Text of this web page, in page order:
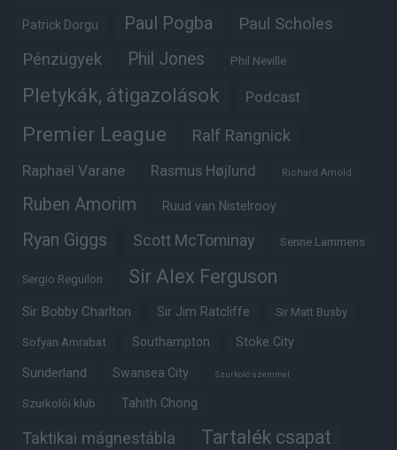
Patrick Dorgu Paul Pogba Paul Scholes
Pénzügyek Phil Jones Phil Neville
Pletykák, átigazolások Podcast
Premier League Ralf Rangnick
Raphaël Varane Rasmus Højlund Richard Arnold
Ruben Amorim Ruud van Nistelrooy
Ryan Giggs Scott McTominay Senne Lammens
Sergio Reguilon Sir Alex Ferguson
Sir Bobby Charlton Sir Jim Ratcliffe Sir Matt Busby
Sofyan Amrabat Southampton Stoke City
Sunderland Swansea City Szurkoló szemmel
Szurkolói klub Tahith Chong
Taktikai mágnestábla Tartalék csapat